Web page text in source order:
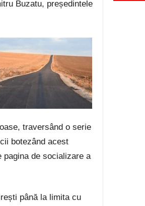
Buzatu, președintele
traversând o serie
botezând acest
pagina de socializare a
până la limita cu